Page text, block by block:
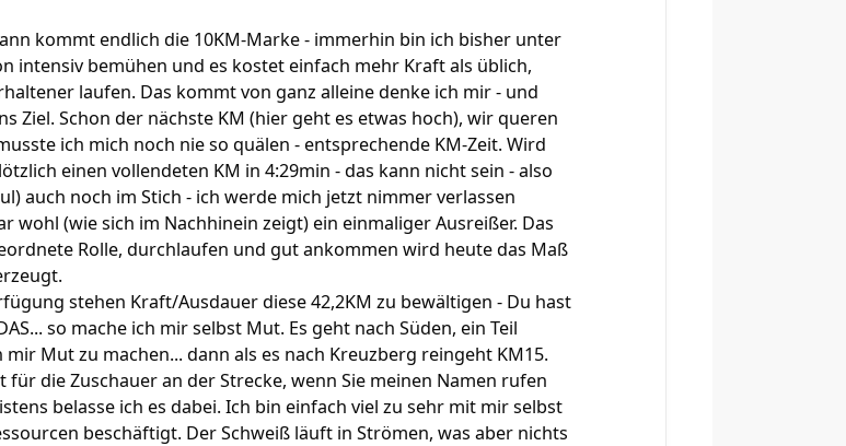
kommt endlich die 10KM-Marke - immerhin bin ich bisher unter
intensiv bemühen und es kostet einfach mehr Kraft als üblich,
laufen. Das kommt von ganz alleine denke ich mir - und
Ziel. Schon der nächste KM (hier geht es etwas hoch), wir queren
ich mich noch nie so quälen - entsprechende KM-Zeit. Wird
einen vollendeten KM in 4:29min - das kann nicht sein - also
auch noch im Stich - ich werde mich jetzt nimmer verlassen
wohl (wie sich im Nachhinein zeigt) ein einmaliger Ausreißer. Das
Rolle, durchlaufen und gut ankommen wird heute das Maß
stehen Kraft/Ausdauer diese 42,2KM zu bewältigen - Du hast
so mache ich mir selbst Mut. Es geht nach Süden, ein Teil
Mut zu machen... dann als es nach Kreuzberg reingeht KM15.
die Zuschauer an der Strecke, wenn Sie meinen Namen rufen
belasse ich es dabei. Ich bin einfach viel zu sehr mit mir selbst
beschäftigt. Der Schweiß läuft in Strömen, was aber nichts